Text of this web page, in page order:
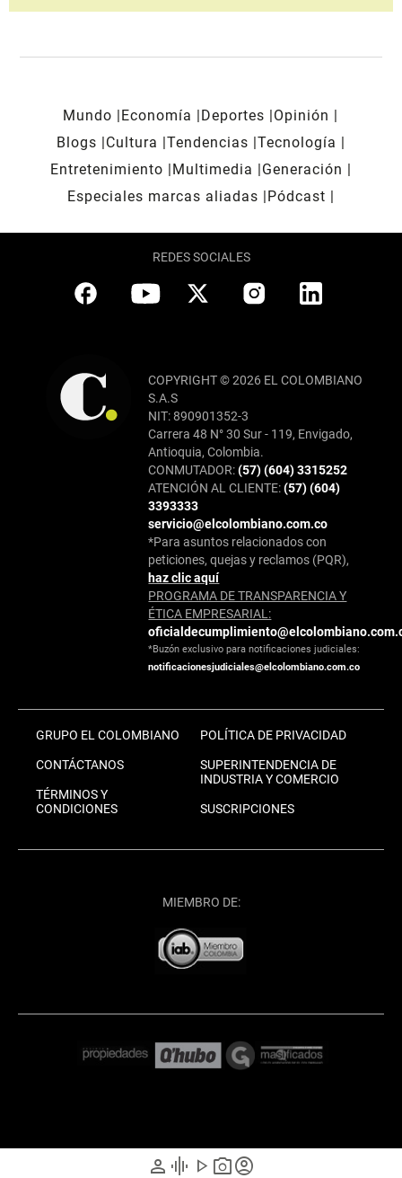
person graphic_eq play_arrow photo_cameraaccount_circle
Mundo Economía Deportes
Opinión
Blogs
Cultura Tendencias Tecnología
Entretenimiento
Multimedia
Generación
Especiales marcas aliadas
Pódcast
REDES SOCIALES
COPYRIGHT © 2026 EL COLOMBIANO
S.A.S
NIT: 890901352-3
Carrera 48 N° 30 Sur - 119, Envigado,
Antioquia, Colombia.
CONMUTADOR:(57) (604) 3315252
ATENCIÓN AL CLIENTE:(57) (604)
3393333
servicio@elcolombiano.com.co
*Para asuntos relacionados con
peticiones, quejas y reclamos (PQR),
haz clic aquí
PROGRAMA DE TRANSPARENCIA Y
ÉTICA EMPRESARIAL:
*Buzón exclusivo para notificaciones judiciales:
notificacionesjudiciales@elcolombiano.com.co
GRUPO EL COLOMBIANO
CONTÁCTANOS
TÉRMINOS Y
CONDICIONES
POLÍTICA DE PRIVACIDAD
SUPERINTENDENCIA DE
INDUSTRIA Y COMERCIO
SUSCRIPCIONES
MIEMBRO DE: